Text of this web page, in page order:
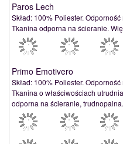
Paros Lech
Skład: 100% Poliester.
Tkanina odporna na ścieranie.
Primo Emotivero
Skład: 100% Poliester.
Tkanina o właściwościach
odporna na ścieranie,